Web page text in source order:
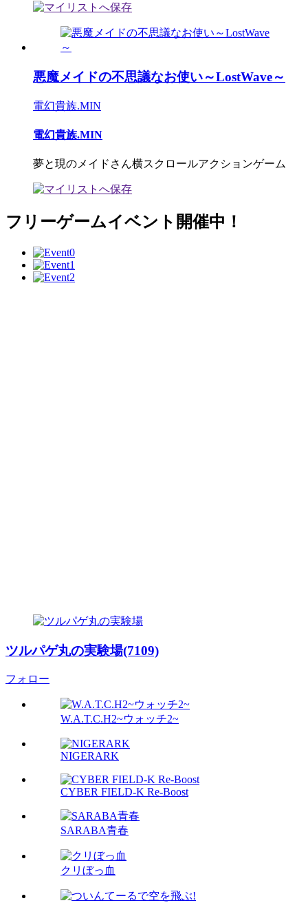
悪魔メイドの不思議なお使い～LostWave～
電幻貴族.MIN
電幻貴族.MIN
夢と現のメイドさん横スクロールアクションゲーム
フリーゲームイベント開催中！
ツルパゲ丸の実験場(7109)
フォロー
W.A.T.C.H2~ウォッチ2~
NIGERARK
CYBER FIELD-K Re-Boost
SARABA青春
クリぼっ血